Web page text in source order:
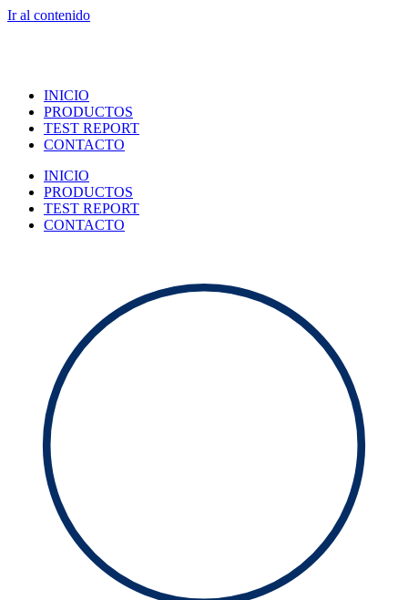
Ir al contenido
INICIO
PRODUCTOS
TEST REPORT
CONTACTO
INICIO
PRODUCTOS
TEST REPORT
CONTACTO